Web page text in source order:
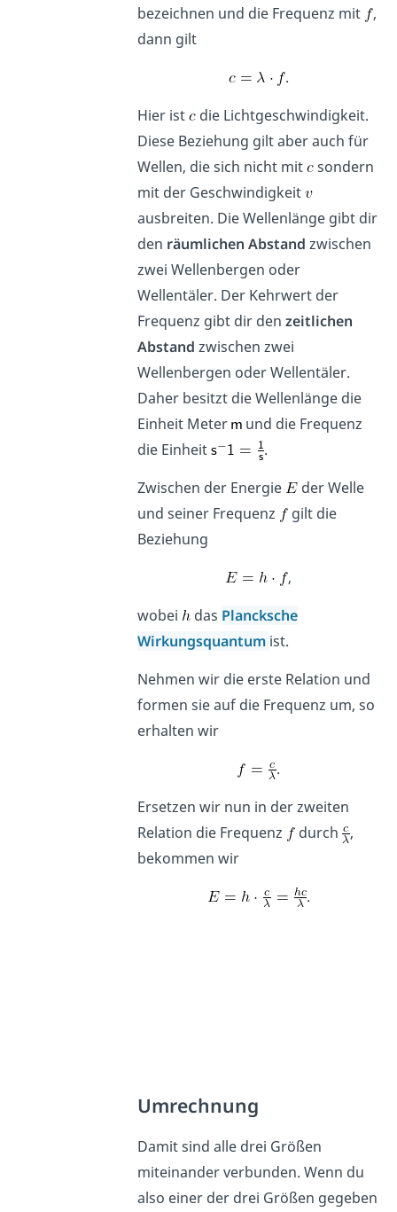
bezeichnen und die Frequenz mit
,
dann gilt
.
Hier ist die Lichtgeschwindigkeit.
Diese Beziehung gilt aber auch für
Wellen, die sich nicht mit sondern
mit der Geschwindigkeit
ausbreiten. Die Wellenlänge gibt dir
den räumlichen Abstand zwischen
zwei Wellenbergen oder
Wellentäler. Der Kehrwert der
Frequenz gibt dir denzeitlichen
Abstand zwischen zwei
Wellenbergen oder Wellentäler.
Daher besitzt die Wellenlänge die
Einheit Meter
und die Frequenz
die Einheit
.
Zwischen der Energie
der Welle
und seiner Frequenz
gilt die
Beziehung
,
wobei
das Plancksche
Wirkungsquantum ist.
Nehmen wir die erste Relation und
formen sie auf die Frequenz um, so
erhalten wir
.
Ersetzen wir nun in der zweiten
Relation die Frequenz
durch ,
bekommen wir
.
Umrechnung
Damit sind alle drei Größen
miteinander verbunden. Wenn du
also einer der drei Größen gegeben